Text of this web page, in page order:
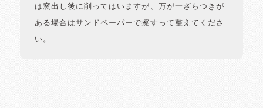
は窯出し後に削ってはいますが、万が一ざらつきが
ある場合はサンドペーパーで擦すって整えてくださ
い。